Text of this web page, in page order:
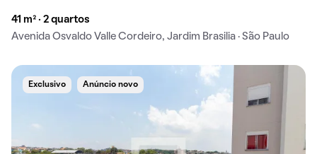
41 m² · 2 quartos
Avenida Osvaldo Valle Cordeiro, Jardim Brasilia · São Paulo
Exclusivo Anúncio novo